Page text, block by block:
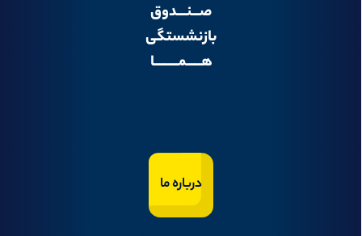
صـــنــــدوق
بازنشستگی
هــــــمــــــــــا
درباره ما